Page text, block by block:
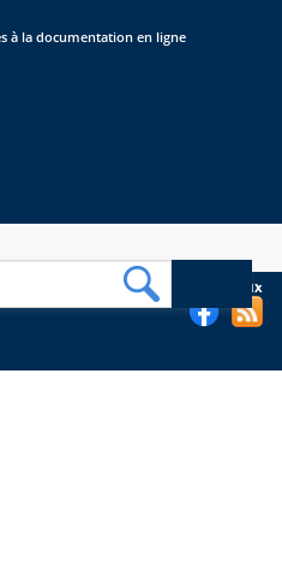
à la documentation en ligne
de l'EHESP sur les réseaux sociaux